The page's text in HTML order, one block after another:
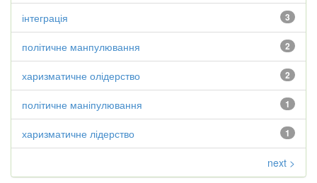
3
інтеграція
2
політичне манпулювання
2
харизматичне олідерство
1
політичне маніпулювання
1
харизматичне лідерство
next >